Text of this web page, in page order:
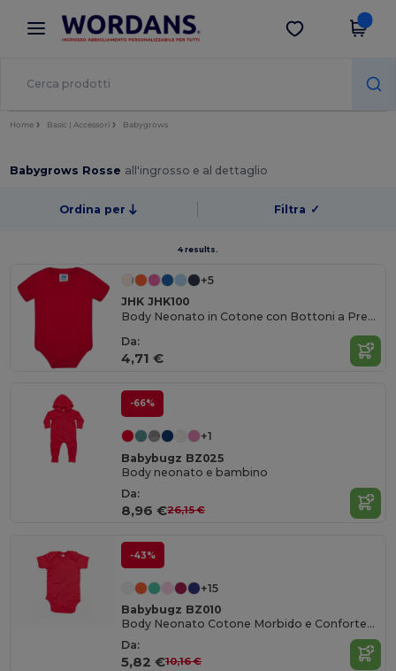
× App Wordans
Prezzi migliori sull'app!
Scarica app
Home Basic | Accessori Babygrows
Babygrows Rosse all'ingrosso e al dettaglio
Ordina per Filtra ✓
4 results.
+5
JHK JHK100
Body Neonato in Cotone con Bottoni a Pressione
Da:
4,71 €
-66%
+1
Babybugz BZ025
Body neonato e bambino
Da:
8,96 €26,15 €
-43%
+15
Babybugz BZ010
Body Neonato Cotone Morbido e Confortevole
Da:
5,82 €10,16 €